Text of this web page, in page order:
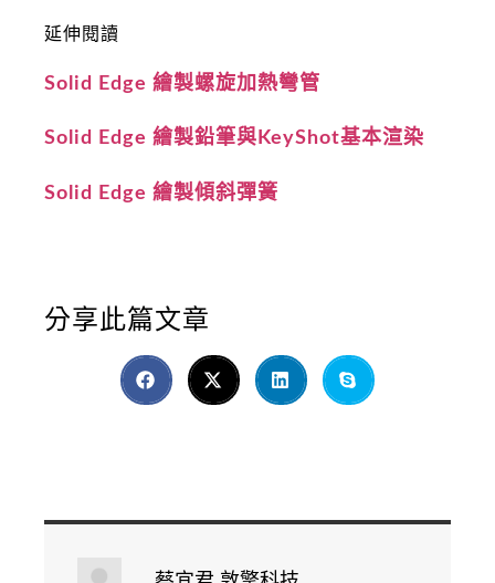
延伸閱讀
Solid Edge 繪製螺旋加熱彎管
Solid Edge 繪製鉛筆與KeyShot基本渲染
Solid Edge 繪製傾斜彈簧
分享此篇文章